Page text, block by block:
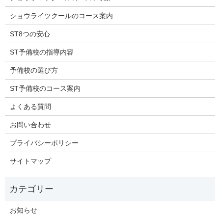
ショウライツクールのコース案内
ST8つの安心
ST予備校の指導内容
予備校の選び方
ST予備校のコース案内
よくある質問
お問い合わせ
プライバシーポリシー
サイトマップ
お知らせ